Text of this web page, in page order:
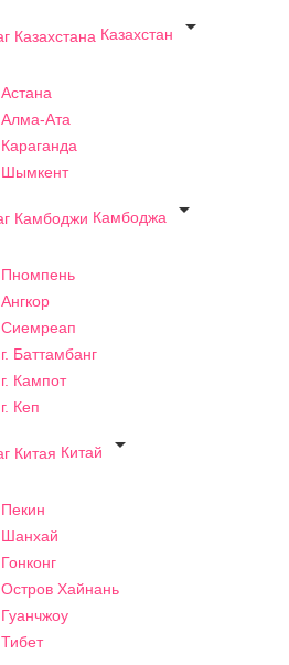
Казахстан

Астана
Алма-Ата
Караганда
Шымкент
Камбоджа

Пномпень
Ангкор
Сиемреап
г. Баттамбанг
г. Кампот
г. Кеп
Китай

Пекин
Шанхай
Гонконг
Остров Хайнань
Гуанчжоу
Тибет